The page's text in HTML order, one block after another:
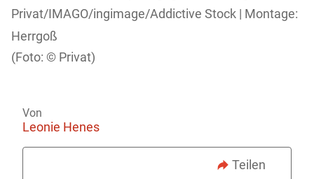
Privat/IMAGO/ingimage/Addictive Stock | Montage:
Herrgoß
Privat)
Von
Leonie Henes
Teilen